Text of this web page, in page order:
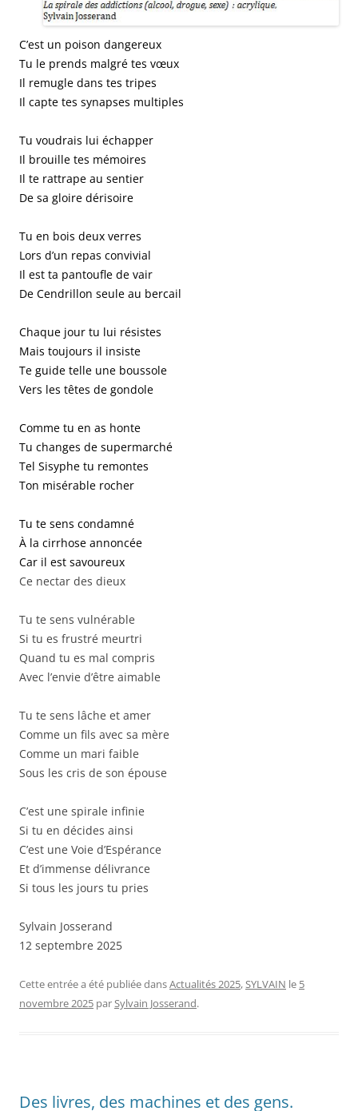
C’est un poison dangereux
Tu le prends malgré tes vœux
Il remugle dans tes tripes
Il capte tes synapses multiples
Tu voudrais lui échapper
Il brouille tes mémoires
Il te rattrape au sentier
De sa gloire dérisoire
Tu en bois deux verres
Lors d’un repas convivial
Il est ta pantoufle de vair
De Cendrillon seule au bercail
Chaque jour tu lui résistes
Mais toujours il insiste
Te guide telle une boussole
Vers les têtes de gondole
Comme tu en as honte
Tu changes de supermarché
Tel Sisyphe tu remontes
Ton misérable rocher
Tu te sens condamné
À la cirrhose annoncée
Car il est savoureux
Ce nectar des dieux
Tu te sens vulnérable
Si tu es frustré meurtri
Quand tu es mal compris
Avec l’envie d’être aimable
Tu te sens lâche et amer
Comme un fils avec sa mère
Comme un mari faible
Sous les cris de son épouse
C’est une spirale infinie
Si tu en décides ainsi
C’est une Voie d’Espérance
Et d’immense délivrance
Si tous les jours tu pries
Sylvain Josserand
12 septembre 2025
Cette entrée a été publiée dansActualités 2025,SYLVAIN le 5
novembre 2025 parSylvain Josserand.
Des livres, des machines et des gens.